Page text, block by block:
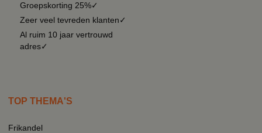
Groepskorting 25%✓
Zeer veel tevreden klanten✓
Al ruim 10 jaar vertrouwd
adres✓
TOP THEMA'S
Frikandel